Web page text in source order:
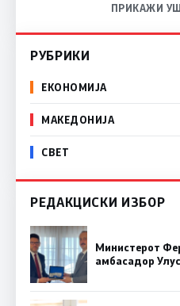
ПРИКАЖИ
РУБРИКИ
ЕКОНОМИЈА
МАКЕДОНИЈА
СВЕТ
РЕДАКЦИСКИ ИЗБОР
Министерот
амбасадор